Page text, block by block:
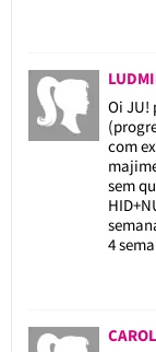
Oi JU!
com
sem
4
CAROL